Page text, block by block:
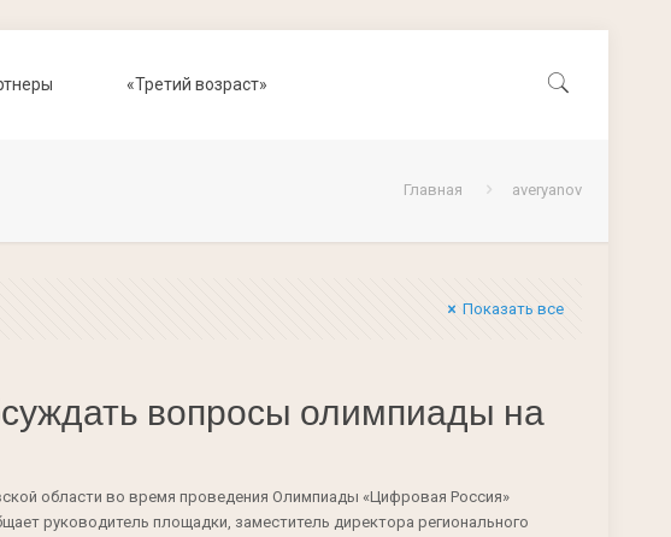
«Третий возраст»
Главная averyanov
Показать все
вопросы олимпиады на
области во время проведения Олимпиады «Цифровая Россия»
руководитель площадки, заместитель директора регионального